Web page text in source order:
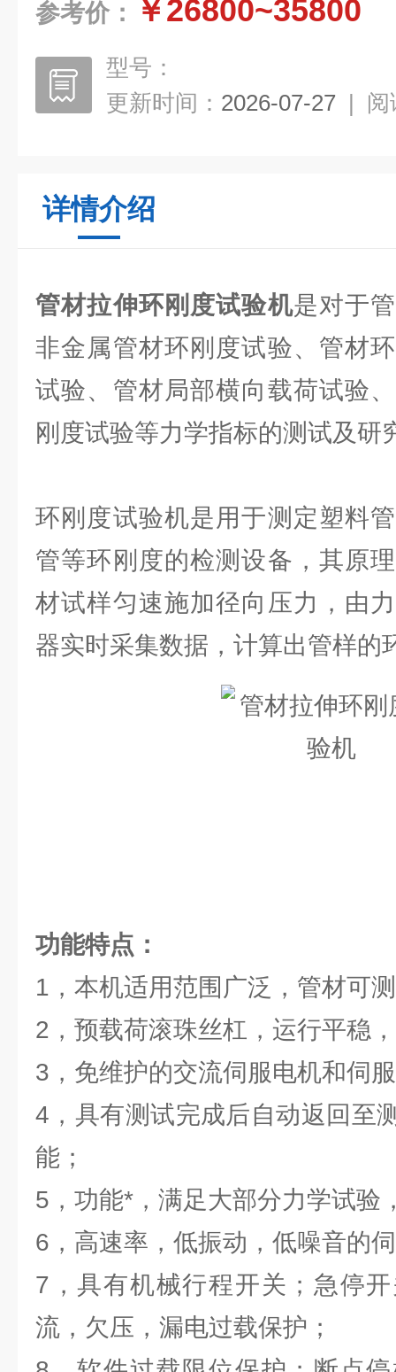
参考价： ￥26800~35800
型号：
更新时间： 2026-07-27 | 阅
详情介绍
管材拉伸环刚度试验机是对于
非金属管材环刚度试验、管材
试验、管材局部横向载荷试验
刚度试验等力学指标的测试及研
环刚度试验机是用于测定塑料
管等环刚度的检测设备，其原
材试样匀速施加径向压力，由
器实时采集数据，计算出管样的
功能特点：
1，本机适用范围广泛，管材可
2，预载荷滚珠丝杠，运行平稳
3，免维护的交流伺服电机和伺
4，具有测试完成后自动返回至
能；
5，功能*，满足大部分力学试验
6，高速率，低振动，低噪音的
7，具有机械行程开关；急停
流，欠压，漏电过载保护；